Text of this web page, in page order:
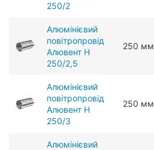
250/2
Алюмінієвий
повітропровід
Алювент Н
250/2,5
250 мм
Алюмінієвий
повітропровід
Алювент Н
250/3
250 мм
Алюмінієвий